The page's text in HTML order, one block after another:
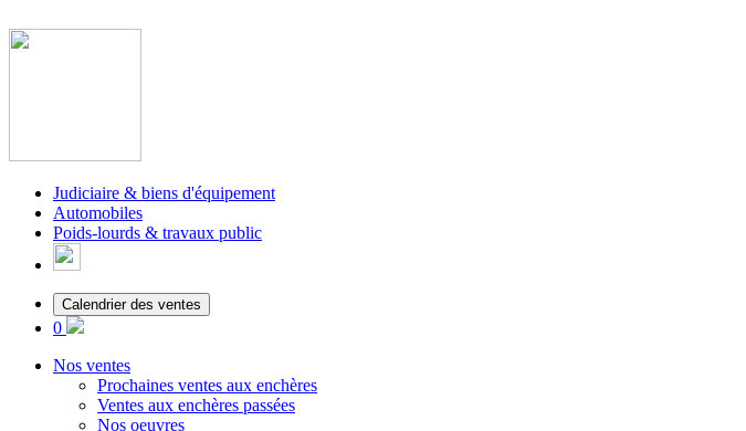
Judiciaire & biens d'équipement
Automobiles
Poids-lourds & travaux public
Calendrier des ventes
0
Nos ventes
Prochaines ventes aux enchères
Ventes aux enchères passées
Nos oeuvres